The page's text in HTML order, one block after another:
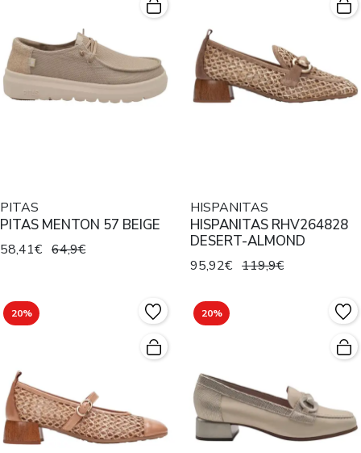
PITAS
PITAS MENTON 57 BEIGE
58,41€ 64,9€
HISPANITAS
HISPANITAS RHV264828
DESERT-ALMOND
95,92€ 119,9€
20% 20%